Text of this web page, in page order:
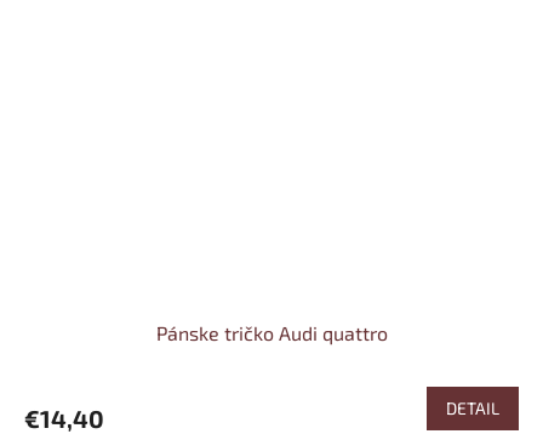
Pánske tričko Audi quattro
€14,40 DETAIL